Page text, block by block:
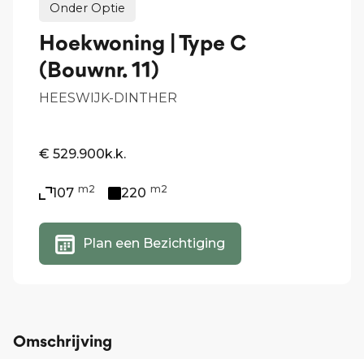
Onder Optie
Hoekwoning | Type C
(Bouwnr. 11)
HEESWIJK-DINTHER
€ 529.900k.k.
107 m2 220 m2
Plan een Bezichtiging
Omschrijving